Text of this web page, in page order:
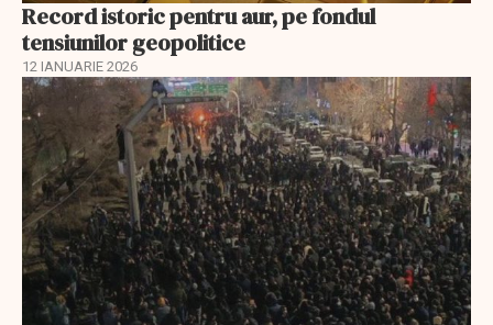
Record istoric pentru aur, pe fondul
tensiunilor geopolitice
12 IANUARIE 2026